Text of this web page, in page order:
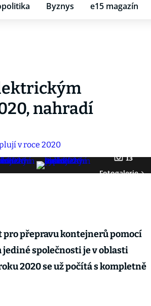
Byznys e15 magazín
nahradí
13
Fotogalerie
přepravu kontejnerů pomocí
společnosti je v oblasti
2020 se už počítá s kompletně